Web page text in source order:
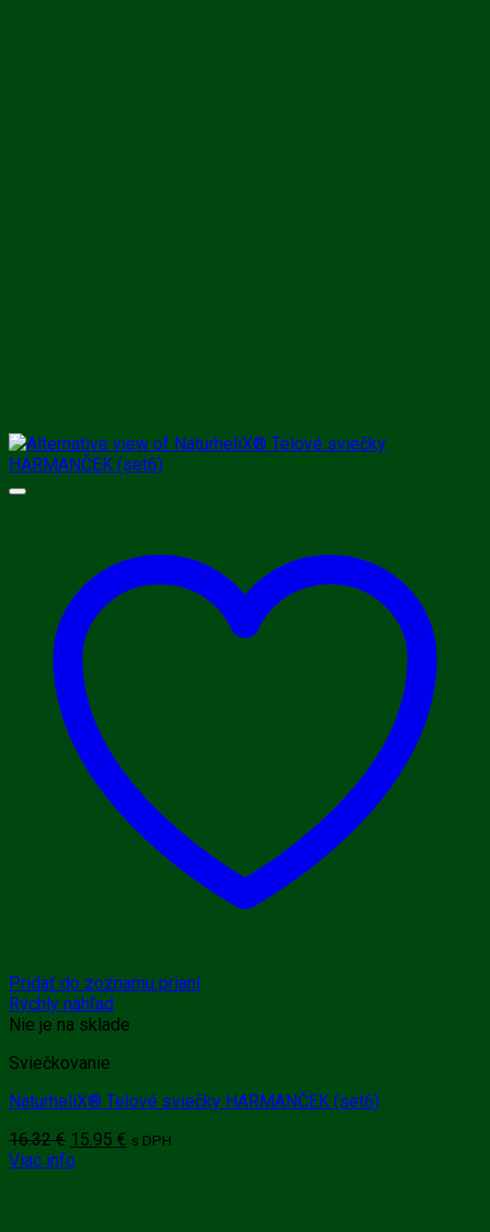
Pridať do zoznamu prianí
Rýchly náhľad
Nie je na sklade
Sviečkovanie
NaturheliX® Telové sviečky HARMANČEK (set6)
16.32€ Pôvodná
cena
15.95 € Aktuálna
s DPH
Viac info